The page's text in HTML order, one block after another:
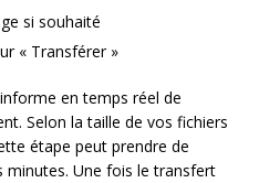
si souhaité
« Transférer »
en temps réel de
Selon la taille de vos fichiers
étape peut prendre de
minutes. Une fois le transfert